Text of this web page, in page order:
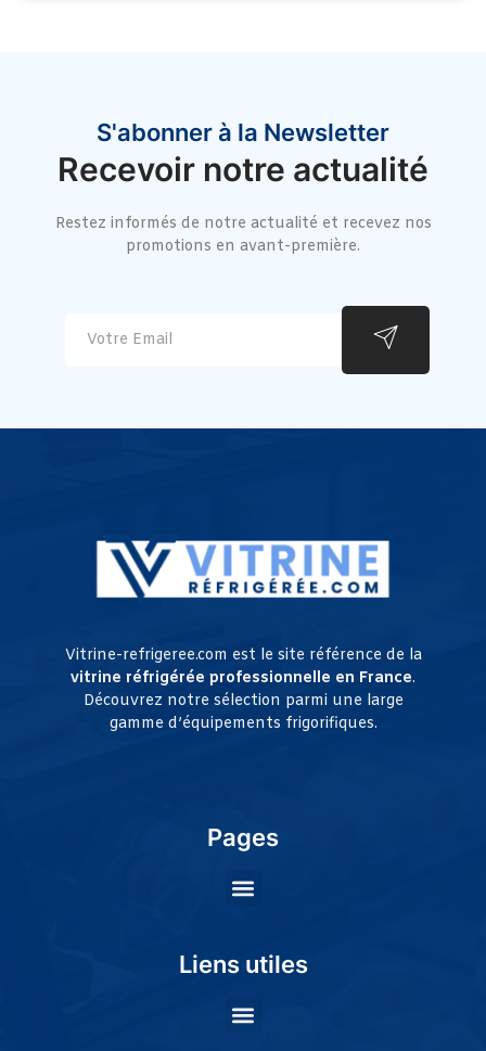
S'abonner à la Newsletter
Recevoir notre actualité
Restez informés de notre actualité et recevez nos
promotions en avant-première.
Vitrine-refrigeree.com est le site référence de la
vitrine réfrigérée professionnelle en France.
Découvrez notre sélection parmi une large
gamme d’équipements frigorifiques.
Pages
Liens utiles